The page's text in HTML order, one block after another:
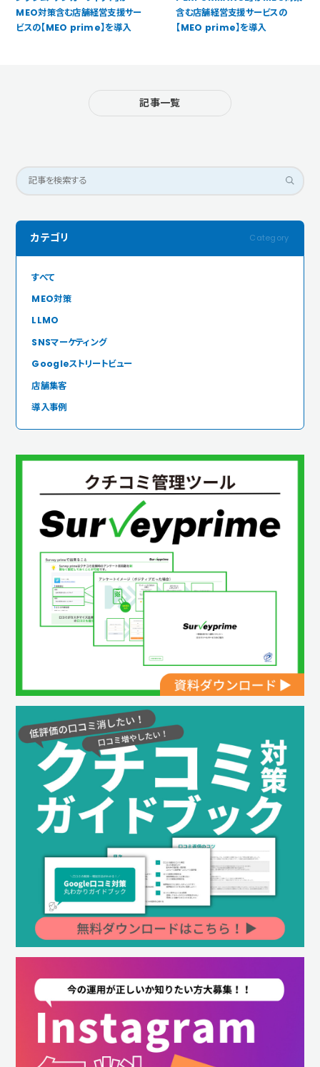
MEO対策含む店舗経営支援サー
ビスの【MEO prime】を導入
含む店舗経営支援サービスの
【MEO prime】を導入
記事一覧
カテゴリ
すべて
MEO対策
LLMO
SNSマーケティング
Googleストリートビュー
店舗集客
導入事例